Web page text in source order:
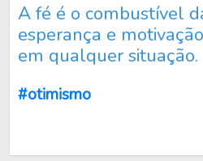
A fé é o combustível
esperança e
em qualquer situação.
#otimismo